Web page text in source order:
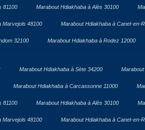
81100 Marabout Hdiakhaba à Alès 30100
Marvejols 48100 Marabout Hdiakhaba à Canet-en-
32100 Marabout Hdiakhaba à Rodez 12000
Marabout Hdiakhaba à Sète 34200
Marabout Hdiakhaba à Carcassonne 11000
81100 Marabout Hdiakhaba à Alès 30100
Marvejols 48100 Marabout Hdiakhaba à Canet-en-